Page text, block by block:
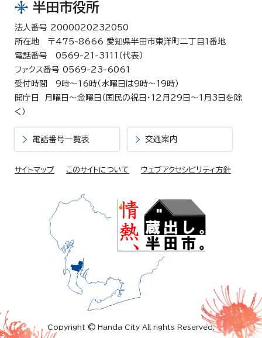
半田市役所
法人番号 2000020232050
所在地 〒475-8666 愛知県半田市東洋町二丁目1番地
電話番号 0569-21-3111（代表）
ファクス番号 0569-23-6061
受付時間 9時～16時（水曜日は9時～19時）
開庁日 月曜日～金曜日（国民の祝日・12月29日～1月3日を除
く）
電話番号一覧表 交通案内
サイトマップ このサイトについて ウェブアクセシビリティ方針
Copyright © Handa City All rights Reserved.